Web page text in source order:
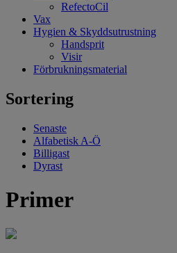
RefectoCil
Vax
Hygien & Skyddsutrustning
Handsprit
Visir
Förbrukningsmaterial
Sortering
Senaste
Alfabetisk A-Ö
Billigast
Dyrast
Primer